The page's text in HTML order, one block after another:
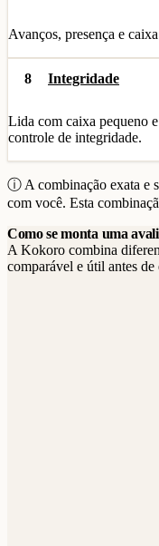
Avanços, presença e
8 Integridade
Lida com caixa pequeno
controle de integridade.
ⓘ A combinação exata e
com você. Esta
Como se monta uma
A Kokoro combina
comparável e útil antes de